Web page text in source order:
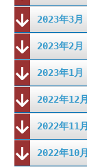
2023年3月
2023年2月
2023年1月
2022年12月
2022年11月
2022年10月